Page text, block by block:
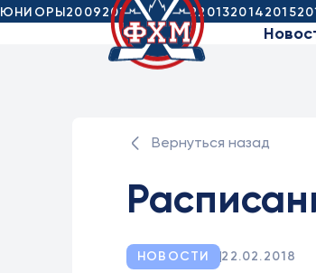
ЮНИОРЫ2009201020112012201320142015
Вернуться назад
НОВОСТИ 22.02.2018